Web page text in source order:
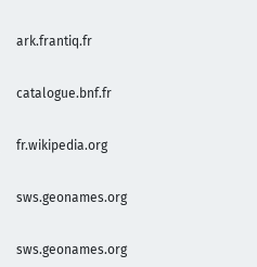
ark.frantiq.fr
catalogue.bnf.fr
fr.wikipedia.org
sws.geonames.org
sws.geonames.org